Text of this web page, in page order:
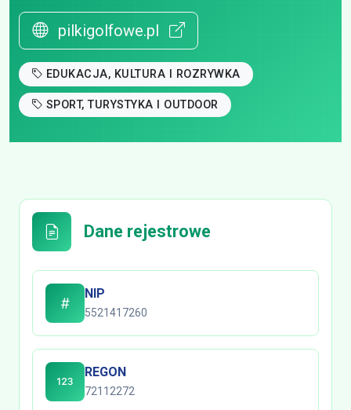
pilkigolfowe.pl
EDUKACJA, KULTURA I ROZRYWKA
SPORT, TURYSTYKA I OUTDOOR
Dane rejestrowe
NIP
5521417260
REGON
72112272